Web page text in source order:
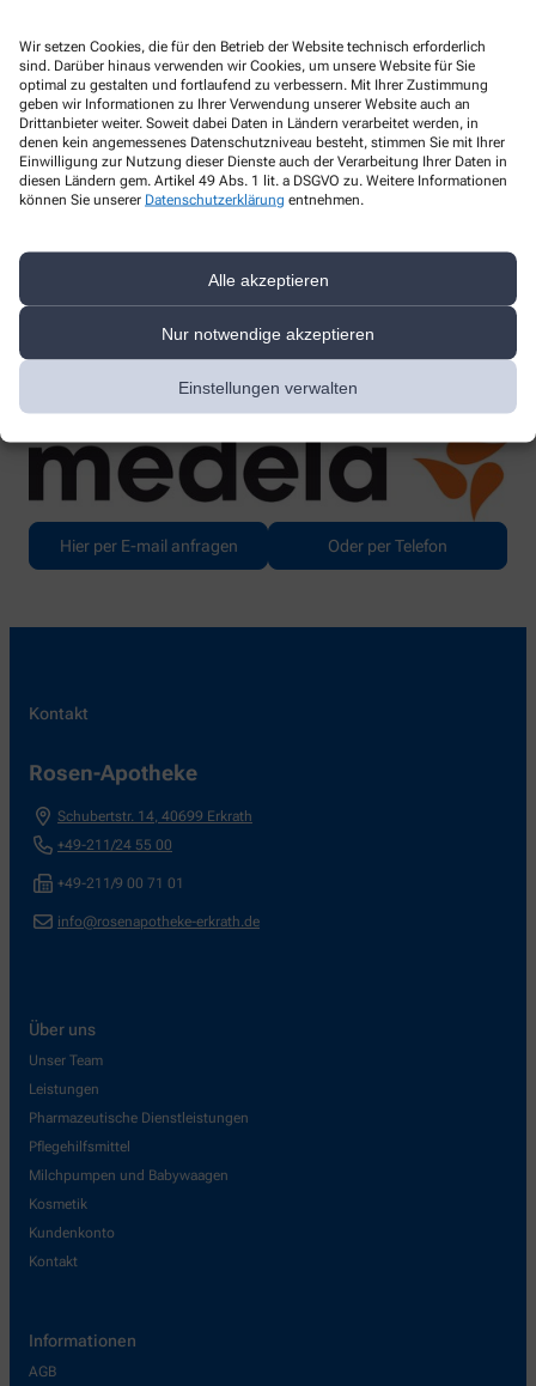
Wir setzen Cookies, die für den Betrieb der Website technisch erforderlich
sind. Darüber hinaus verwenden wir Cookies, um unsere Website für Sie
optimal zu gestalten und fortlaufend zu verbessern. Mit Ihrer Zustimmung
geben wir Informationen zu Ihrer Verwendung unserer Website auch an
Drittanbieter weiter. Soweit dabei Daten in Ländern verarbeitet werden, in
denen kein angemessenes Datenschutzniveau besteht, stimmen Sie mit Ihrer
Einwilligung zur Nutzung dieser Dienste auch der Verarbeitung Ihrer Daten in
diesen Ländern gem. Artikel 49 Abs. 1 lit. a DSGVO zu. Weitere Informationen
können Sie unserer Datenschutzerklärung entnehmen.
Alle akzeptieren
Nur notwendige akzeptieren
Einstellungen verwalten
Diese Mietkosten können von der Krankenkasse
übernommen werden. Dafür muss alle 28 Tage ein gültiges
Rezept eingereicht werden.
Das Pumpset ist als Einfach- und Doppelpumpset erhältlich.
Das Einfachpumpset wird mit entsprechender ärztlicher
Verordnung von der Krankenkasse übernommen. Für das
Doppelpumpset ist einmalig ein Aufpreis zu zahlen.
erhalten Sie nach Ende der Miete wieder erstattet oder sie
Die Miete pro Woche beträgt 5,00 €.
Hier per E-mail anfragen Oder per Telefon
Kontakt
Rosen-Apotheke
Schubertstr. 14 40699 Erkrath
+49-211/24 55 00
+49-211/9 00 71 01
info@rosenapotheke-erkrath.de
Über uns
Unser Team
Leistungen
Pharmazeutische Dienstleistungen
Pflegehilfsmittel
Milchpumpen und Babywaagen
Kosmetik
Kundenkonto
Kontakt
Informationen
AGB